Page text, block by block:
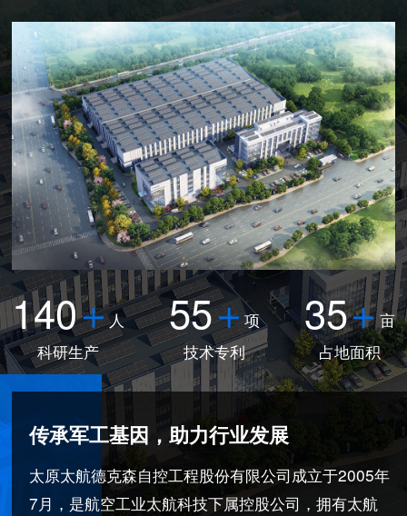
140
人
科研生产
55
项
技术专利
35
亩
占地面积
传承军工基因，助力行业发展
太原太航德克森自控工程股份有限公司成立于2005年
7月，是航空工业太航科技下属控股公司，拥有太航